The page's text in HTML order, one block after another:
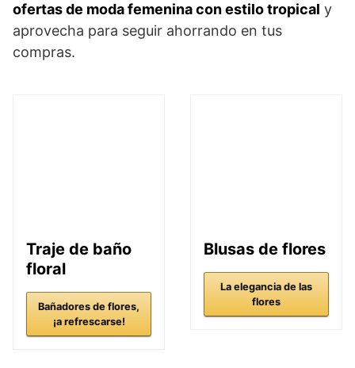
ofertas de moda femenina con estilo tropical y
aprovecha para seguir ahorrando en tus
compras.
Traje de baño
floral
Bañadores de flores,
¡a refrescarse!
Blusas de flores
La elegancia de las
flores